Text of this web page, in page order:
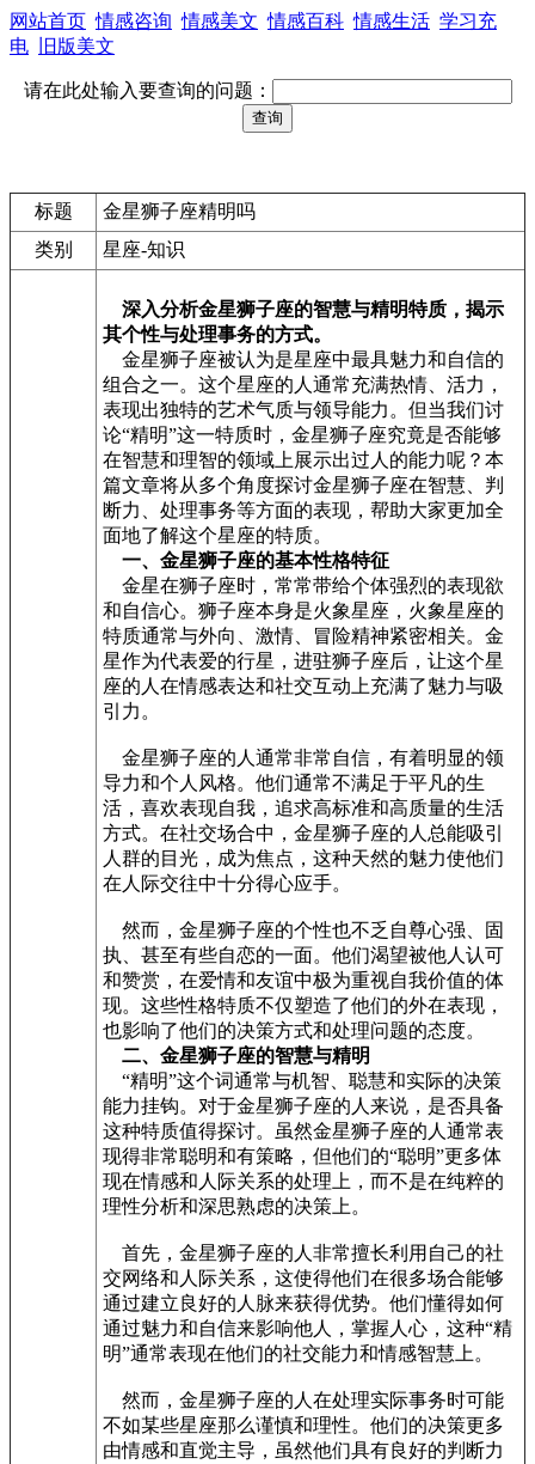
网站首页 情感咨询 情感美文 情感百科 情感生活 学习充
电
旧版美文
请在此处输入要查询的问题：
标题
金星狮子座精明吗
类别
星座-知识
深入分析金星狮子座的智慧与精明特质，揭示
其个性与处理事务的方式。
金星狮子座被认为是星座中最具魅力和自信的
组合之一。这个星座的人通常充满热情、活力，
表现出独特的艺术气质与领导能力。但当我们讨
论“精明”这一特质时，金星狮子座究竟是否能够
在智慧和理智的领域上展示出过人的能力呢？本
篇文章将从多个角度探讨金星狮子座在智慧、判
断力、处理事务等方面的表现，帮助大家更加全
面地了解这个星座的特质。
一、金星狮子座的基本性格特征
金星在狮子座时，常常带给个体强烈的表现欲
和自信心。狮子座本身是火象星座，火象星座的
特质通常与外向、激情、冒险精神紧密相关。金
星作为代表爱的行星，进驻狮子座后，让这个星
座的人在情感表达和社交互动上充满了魅力与吸
引力。
金星狮子座的人通常非常自信，有着明显的领
导力和个人风格。他们通常不满足于平凡的生
活，喜欢表现自我，追求高标准和高质量的生活
方式。在社交场合中，金星狮子座的人总能吸引
人群的目光，成为焦点，这种天然的魅力使他们
在人际交往中十分得心应手。
然而，金星狮子座的个性也不乏自尊心强、固
执、甚至有些自恋的一面。他们渴望被他人认可
和赞赏，在爱情和友谊中极为重视自我价值的体
现。这些性格特质不仅塑造了他们的外在表现，
也影响了他们的决策方式和处理问题的态度。
二、金星狮子座的智慧与精明
“精明”这个词通常与机智、聪慧和实际的决策
能力挂钩。对于金星狮子座的人来说，是否具备
这种特质值得探讨。虽然金星狮子座的人通常表
现得非常聪明和有策略，但他们的“聪明”更多体
现在情感和人际关系的处理上，而不是在纯粹的
理性分析和深思熟虑的决策上。
首先，金星狮子座的人非常擅长利用自己的社
交网络和人际关系，这使得他们在很多场合能够
通过建立良好的人脉来获得优势。他们懂得如何
通过魅力和自信来影响他人，掌握人心，这种“精
明”通常表现在他们的社交能力和情感智慧上。
然而，金星狮子座的人在处理实际事务时可能
不如某些星座那么谨慎和理性。他们的决策更多
由情感和直觉主导，虽然他们具有良好的判断力